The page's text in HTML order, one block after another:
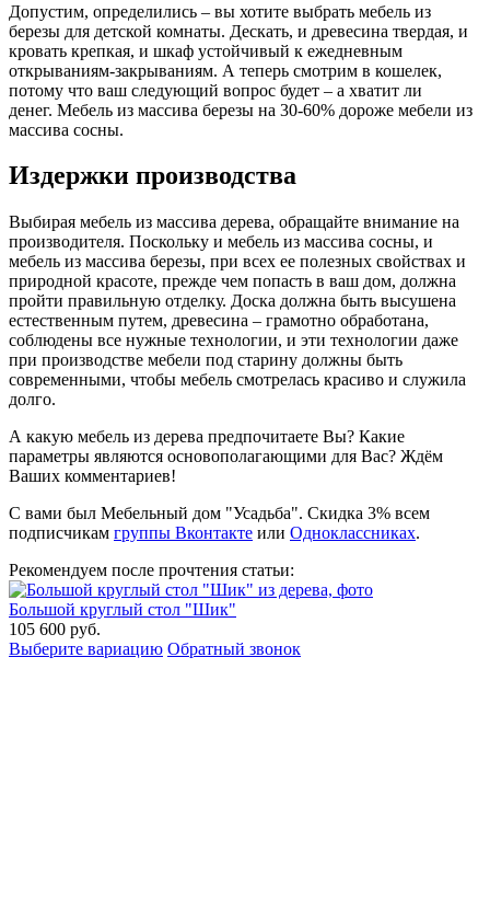
Допустим, определились – вы хотите выбрать мебель из
березы для детской комнаты. Дескать, и древесина твердая, и
кровать крепкая, и шкаф устойчивый к ежедневным
открываниям-закрываниям. А теперь смотрим в кошелек,
потому что ваш следующий вопрос будет – а хватит ли
денег. Мебель из массива березы на 30-60% дороже мебели из
массива сосны.
Издержки производства
Выбирая мебель из массива дерева, обращайте внимание на
производителя. Поскольку и мебель из массива сосны, и
мебель из массива березы, при всех ее полезных свойствах и
природной красоте, прежде чем попасть в ваш дом, должна
пройти правильную отделку. Доска должна быть высушена
естественным путем, древесина – грамотно обработана,
соблюдены все нужные технологии, и эти технологии даже
при производстве мебели под старину должны быть
современными, чтобы мебель смотрелась красиво и служила
долго.
А какую мебель из дерева предпочитаете Вы? Какие
параметры являются основополагающими для Вас? Ждём
Ваших комментариев!
С вами был Мебельный дом "Усадьба". Скидка 3% всем
подписчикам группы Вконтакте или Одноклассниках.
Рекомендуем после прочтения статьи:
Большой круглый стол "Шик"
105 600 руб.
Выберите вариацию Обратный звонок